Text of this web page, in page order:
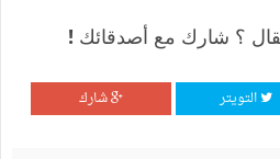
؟ شارك مع أصدقائك !
التويتر شارك